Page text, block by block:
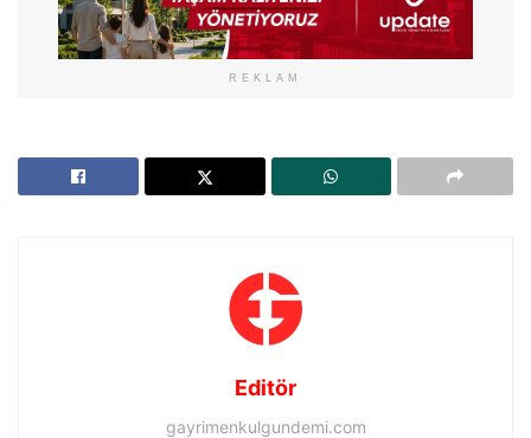
REKLAM
Editör
gayrimenkulgundemi.com